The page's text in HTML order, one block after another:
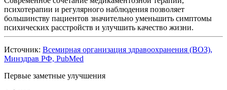
психотерапии и регулярного наблюдения позволяет
большинству пациентов значительно уменьшить симптомы
психических расстройств и улучшить качество жизни.
Источник: Всемирная организация здравоохранения (ВОЗ),
Минздрав РФ, PubMed
Первые заметные улучшения